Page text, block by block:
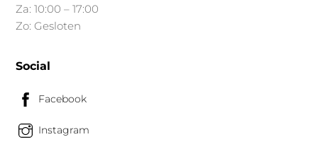
Za: 10:00 – 17:00
Zo: Gesloten
Social
Facebook
Instagram